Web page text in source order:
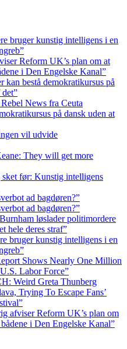
bruger kunstig intelligens i en
Reform UK’s plan om at
i Den Engelske Kanal”
kan bestå demokratikursus på
News fra Ceuta
på dansk uden at
vil udvide
They will get more
før: Kunstig intelligens
ad bagdøren?”
ad bagdøren?”
løslader politi­mordere
hele deres straf”
bruger kunstig intelligens i en
Shows Nearly One Million
Labor Force”
Weird Greta Thunberg
Trying To Escape Fans’
afviser Reform UK’s plan om
i Den Engelske Kanal”